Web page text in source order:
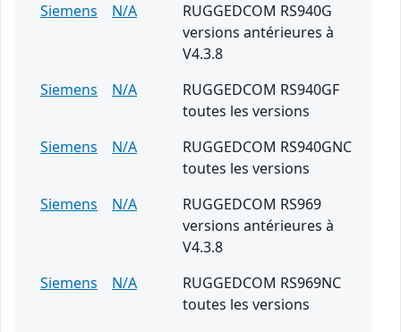
Siemens
N/A
RUGGEDCOM RS940G
versions antérieures à
V4.3.8
Siemens
N/A
RUGGEDCOM RS940GF
toutes les versions
Siemens
N/A
RUGGEDCOM RS940GNC
toutes les versions
Siemens
N/A
RUGGEDCOM RS969
versions antérieures à
V4.3.8
Siemens
N/A
RUGGEDCOM RS969NC
toutes les versions